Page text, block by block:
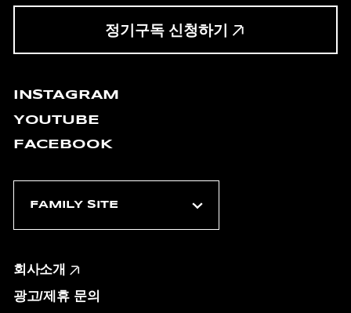
정기구독 신청하기
INSTAGRAM
YOUTUBE
FACEBOOK
회사소개
광고/제휴 문의